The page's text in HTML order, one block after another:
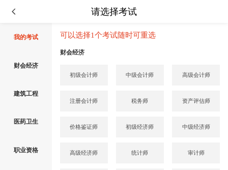
请选择考试
我的考试
财会经济
建筑工程
医药卫生
职业资格
可以选择1个考试随时可重选
财会经济
初级会计师 中级会计师 高级会计师
注册会计师 税务师 资产评估师
价格鉴证师 初级经济师 中级经济师
高级经济师 统计师 审计师